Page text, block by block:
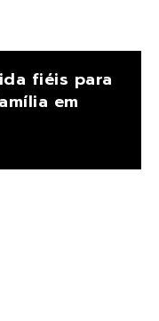
fiéis para
em